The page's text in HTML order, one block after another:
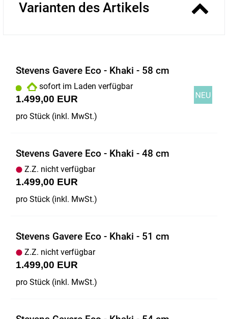
Varianten des Artikels
Stevens Gavere Eco - Khaki - 58 cm
sofort im Laden verfügbar
1.499,00 EUR
pro Stück (inkl. MwSt.)
Stevens Gavere Eco - Khaki - 48 cm
Z.Z. nicht verfügbar
1.499,00 EUR
pro Stück (inkl. MwSt.)
Stevens Gavere Eco - Khaki - 51 cm
Z.Z. nicht verfügbar
1.499,00 EUR
pro Stück (inkl. MwSt.)